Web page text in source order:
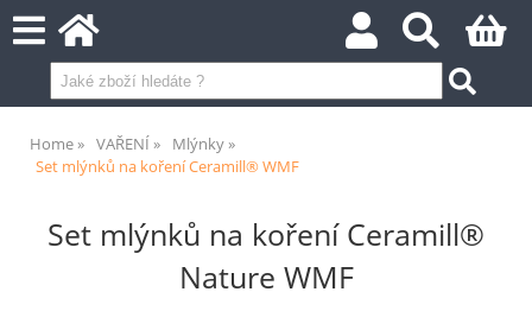
Home VAŘENÍ
Mlýnky
Set mlýnků na koření Ceramill® WMF
Set mlýnků na koření Ceramill®
Nature WMF